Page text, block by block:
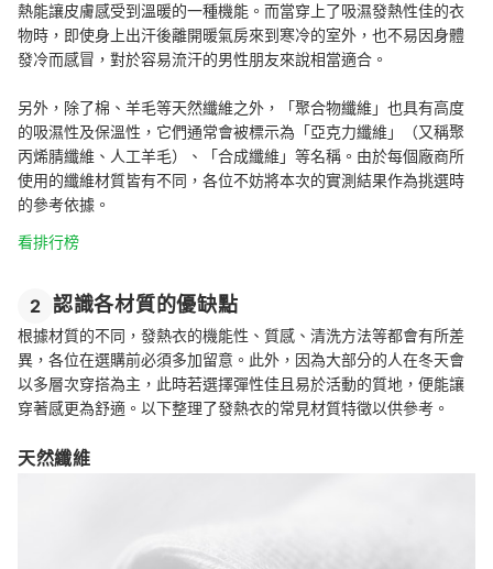
熱能讓皮膚感受到溫暖的一種機能。而當穿上了吸濕發熱性佳的衣
物時，即使身上出汗後離開暖氣房來到寒冷的室外，也不易因身體
發冷而感冒，對於容易流汗的男性朋友來說相當適合。
另外，除了棉、羊毛等天然纖維之外，「聚合物纖維」也具有高度
的吸濕性及保溫性，它們通常會被標示為「亞克力纖維」（又稱聚
丙烯腈纖維、人工羊毛）、「合成纖維」等名稱。由於每個廠商所
使用的纖維材質皆有不同，各位不妨將本次的實測結果作為挑選時
的參考依據。
看排行榜
2 認識各材質的優缺點
根據材質的不同，發熱衣的機能性、質感、清洗方法等都會有所差
異，各位在選購前必須多加留意。此外，因為大部分的人在冬天會
以多層次穿搭為主，此時若選擇彈性佳且易於活動的質地，便能讓
穿著感更為舒適。以下整理了發熱衣的常見材質特徵以供參考。
天然纖維